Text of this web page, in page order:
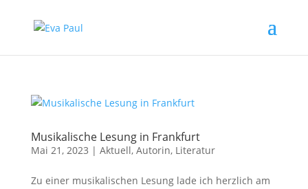
Musikalische Lesung in Frankfurt
Mai 21, 2023 | Aktuell, Autorin, Literatur
Zu einer musikalischen Lesung lade ich herzlich am